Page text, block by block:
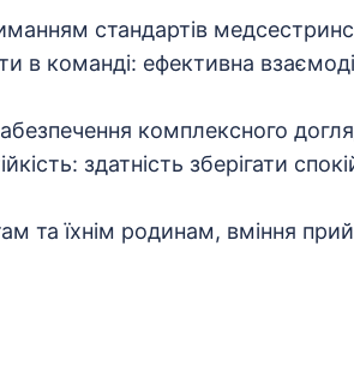
стандартів
в команді: ефективна
комплексного
здатність зберігати
та їхнім родинам, вміння